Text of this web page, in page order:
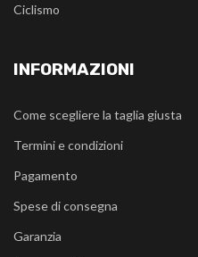
Ciclismo
INFORMAZIONI
Come scegliere la taglia giusta
Termini e condizioni
Pagamento
Spese di consegna
Garanzia